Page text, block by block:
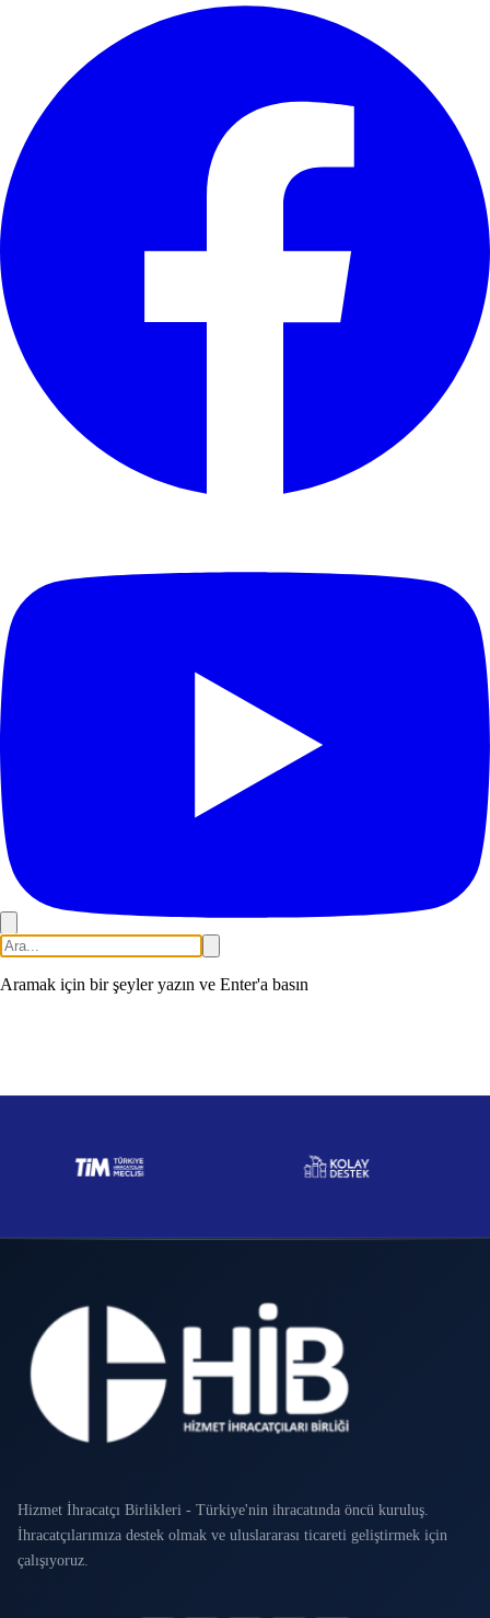
Aramak için bir şeyler yazın ve Enter'a basın
Hizmet İhracatçı Birlikleri - Türkiye'nin ihracatında öncü kuruluş.
İhracatçılarımıza destek olmak ve uluslararası ticareti geliştirmek için
çalışıyoruz.